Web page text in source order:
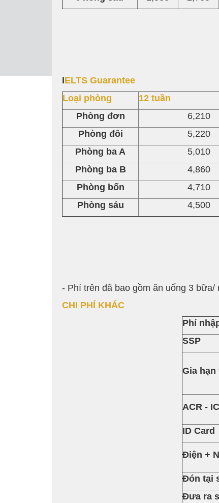
IELTS Guarantee
Loại phòng
12 tuần
Phòng đơn
6,210
Phòng đôi
5,220
Phòng ba A
5,010
Phòng ba B
4,860
Phòng bốn
4,710
Phòng sáu
4,500
- Phí trên đã bao gồm ăn uống 3
CHI PHÍ KHÁC
Phí
SSP
Gia hạn
ACR -
ID Card
Điện +
Đón tại
Đưa ra